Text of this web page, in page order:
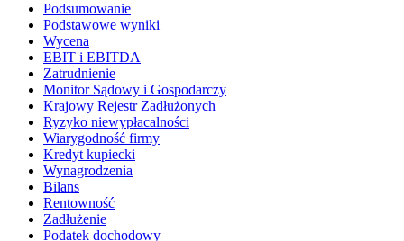
Podsumowanie
Podstawowe wyniki
Wycena
EBIT i EBITDA
Zatrudnienie
Monitor Sądowy i Gospodarczy
Krajowy Rejestr Zadłużonych
Ryzyko niewypłacalności
Wiarygodność firmy
Kredyt kupiecki
Wynagrodzenia
Bilans
Rentowność
Zadłużenie
Podatek dochodowy